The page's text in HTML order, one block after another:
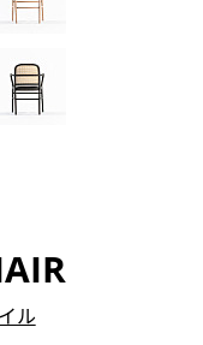
ル